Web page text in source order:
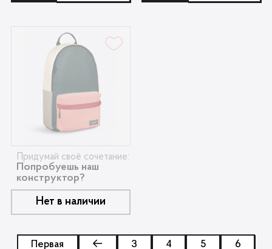
Придумай своё сочетание:
Попробуешь наш
конструктор?
Нет в наличии
Первая ← 3 4 5 6